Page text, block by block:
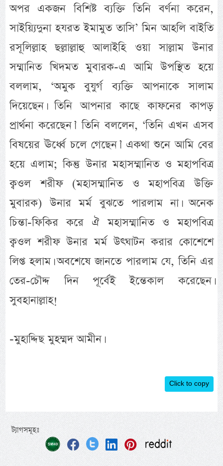
অপর একজন বিশিষ্ট ব্যক্তি তিনি বর্ণনা করেন,
সাইয়্যিদুনা হযরত ইমামুত তাসি’ মিন আহলি বাইতি
রসূলিল্লাহ ছল্লাল্লাহু আলাইহি ওয়া সাল্লাম উনার
সম্মানিত খিদমত মুবারক-এ আমি উপস্থিত হয়ে
বললাম, ‘অমুক বুযুর্গ ব্যক্তি আপনাকে সালাম
দিয়েছেন। তিনি আপনার কাছে কাফনের কাপড়
প্রার্থনা করেছেন।’ তিনি বললেন, ‘তিনি এখন এসব
বিষয়ের ঊর্ধ্বে চলে গেছেন।’ একথা শুনে আমি বের
হয়ে এলাম; কিন্তু উনার মহাসম্মানিত ও মহাপবিত্র
ক্বওল শরীফ (মহাসম্মানিত ও মহাপবিত্র উক্তি
মুবারক) উনার মর্ম বুঝতে পারলাম না। অনেক
চিন্তা-ফিকির করে ঐ মহাসম্মানিত ও মহাপবিত্র
ক্বওল শরীফ উনার মর্ম উৎঘাটন করার কোশেশে
লিপ্ত হলাম। অবশেষে জানতে পারলাম যে, তিনি এর
তের-চৌদ্দ দিন পূর্বেই ইন্তেকাল করেছেন।
সুবহানাল্লাহ!
-মুহাদ্দিছ মুহম্মদ আমীন।
Click to copy
ট্যাগসমূহঃ